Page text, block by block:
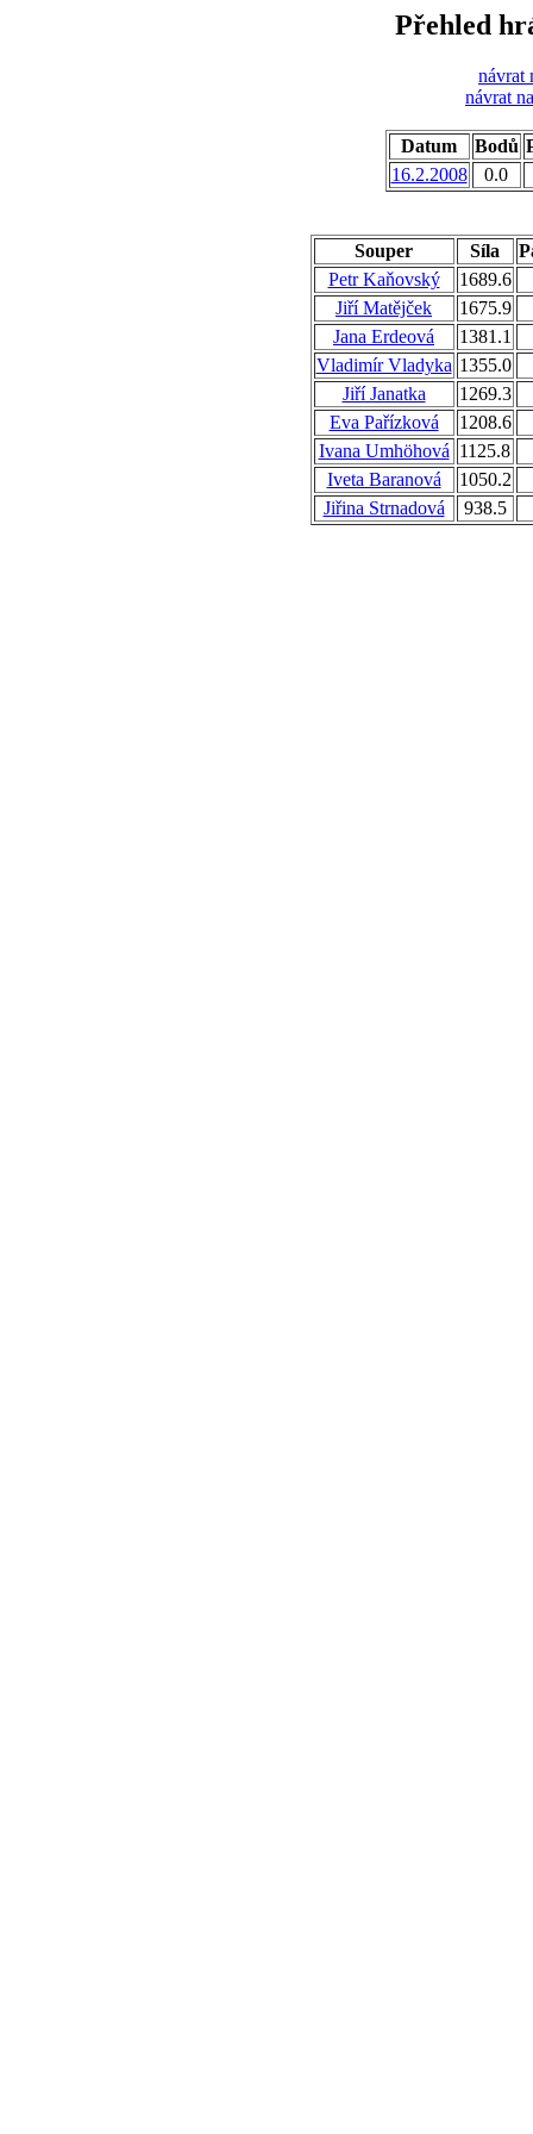
Přehled
návrat
návrat
Datum Bodů
16.2.2008
0.0
Souper Síla
Petr Kaňovský
1689.6
Jiří Matějček
1675.9
Jana Erdeová
1381.1
Vladimír Vladyka 1355.0
Jiří Janatka
1269.3
Eva Pařízková
1208.6
Ivana Umhöhová 1125.8
Iveta Baranová
1050.2
Jiřina Strnadová
938.5